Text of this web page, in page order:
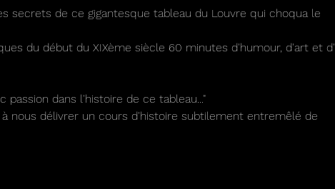
secrets de ce gigantesque tableau du Louvre qui choqua le
du début du XIXème siècle 60 minutes d'humour, d'art et d'
passion dans l'histoire de ce tableau..."
à nous délivrer un cours d'histoire subtilement entremêlé de